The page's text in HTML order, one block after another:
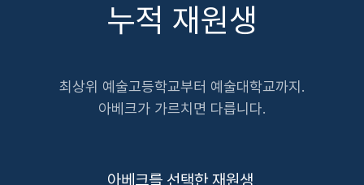
누적 재원생
최상위 예술고등학교부터 예술대학교까지.
아베크가 가르치면 다릅니다.
아베크를 선택한 재원생,